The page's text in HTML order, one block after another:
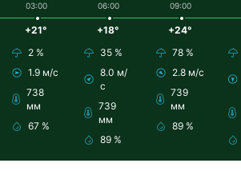
03:00
+21°
2 %
1.9 м/с
738
мм
67 %
06:00
+18°
35 %
8.0 м/
с
739
мм
89 %
09:00
+24°
78 %
2.8 м/с
739
мм
89 %